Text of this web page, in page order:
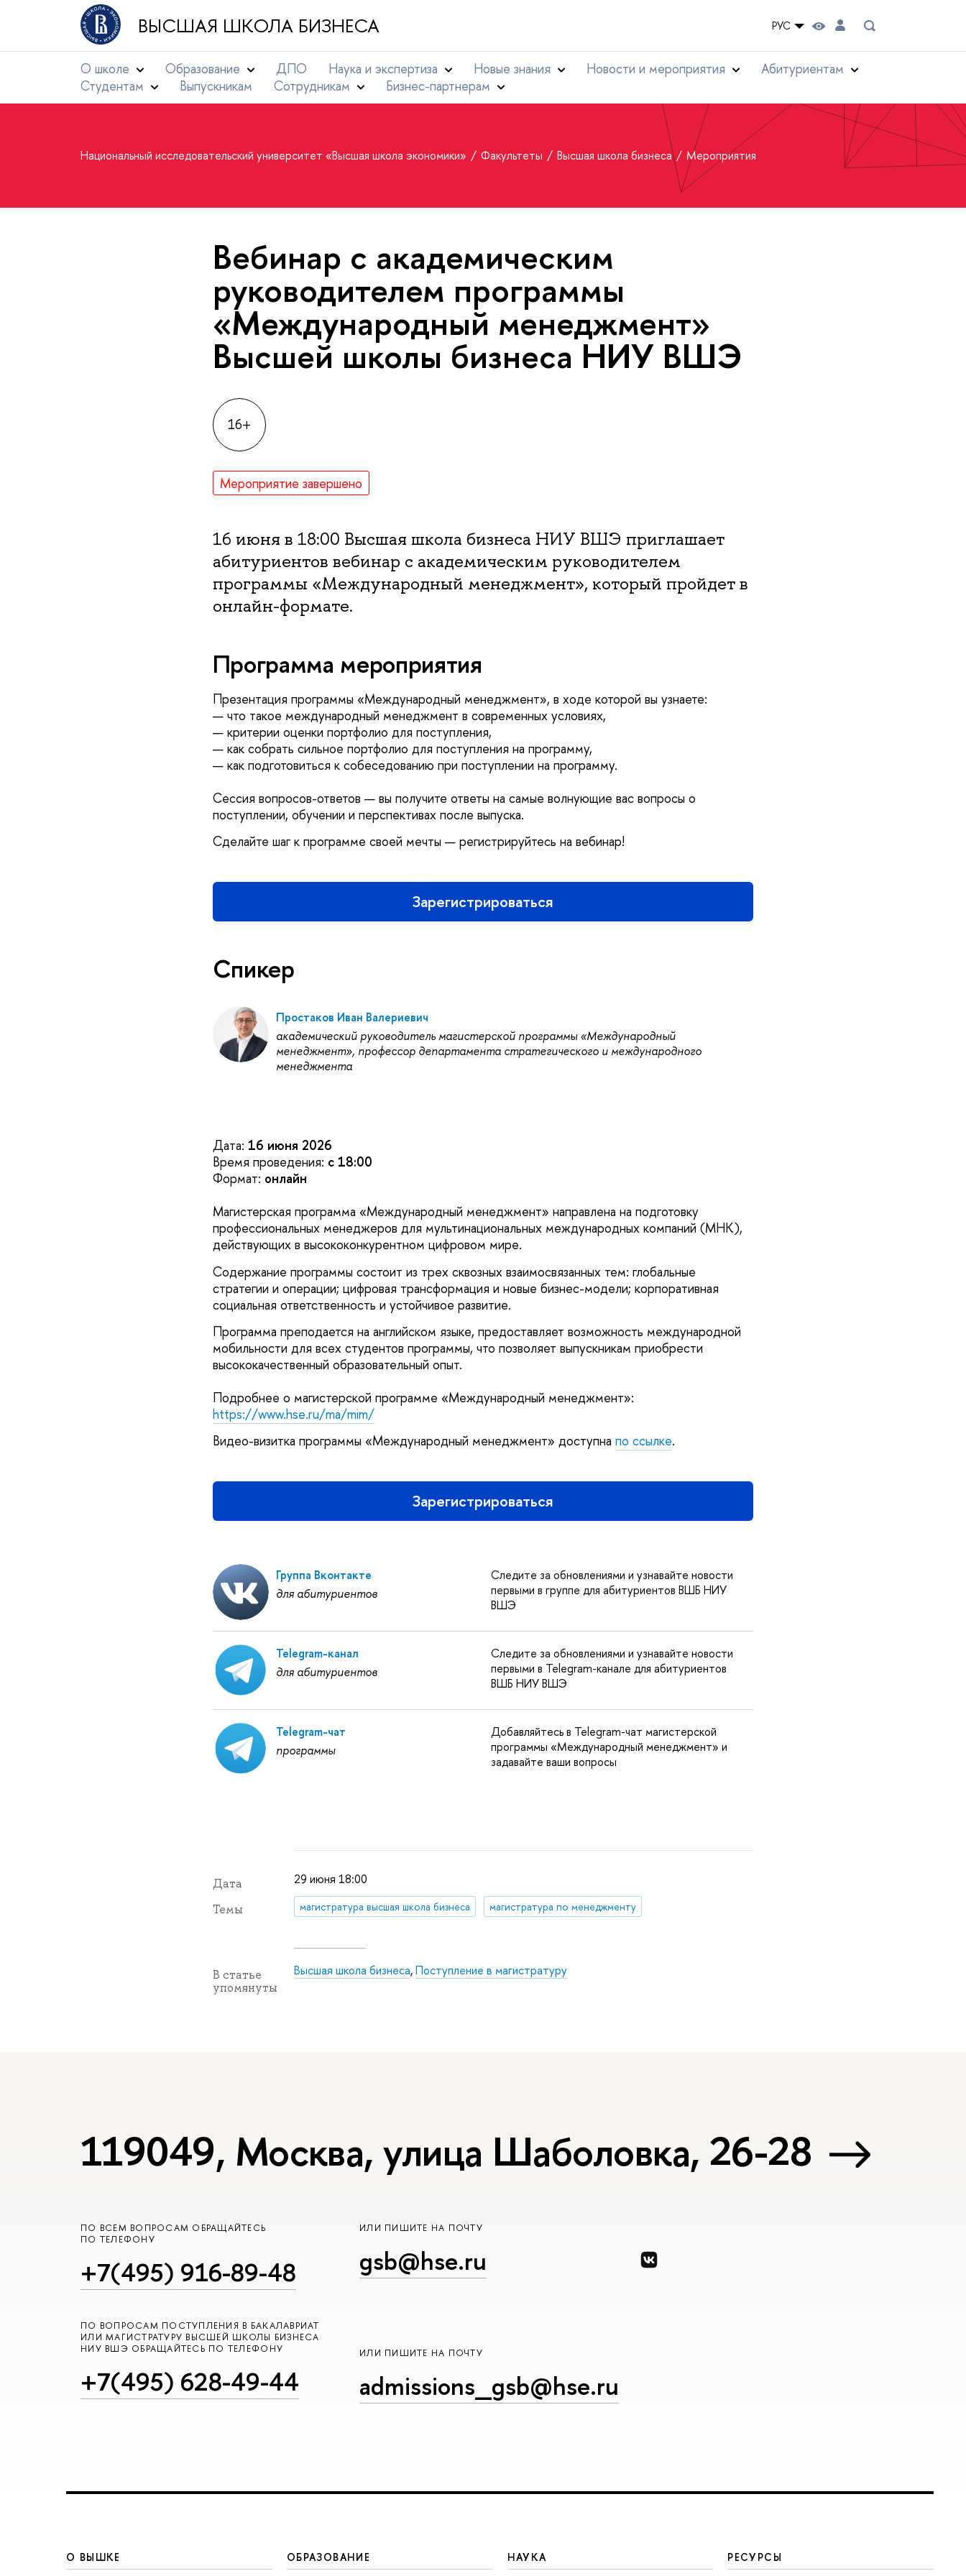
ВЫСШАЯ ШКОЛА БИЗНЕСА РУС
О школе Образование ДПО Наука и экспертиза Новые знания Новости и мероприятия
Абитуриентам
Студентам
Выпускникам Сотрудникам Бизнес-партнерам
Национальный исследовательский университет «Высшая школа экономики» Факультеты Высшая школа бизнеса Мероприятия
Вебинар с академическим
руководителем программы
«Международный менеджмент»
Высшей школы бизнеса НИУ ВШЭ
16+
Мероприятие завершено
16 июня в 18:00 Высшая школа бизнеса НИУ ВШЭ приглашает
абитуриентов вебинар с академическим руководителем
программы «Международный менеджмент», который пройдет в
онлайн-формате.
Программа мероприятия
Презентация программы «Международный менеджмент», в ходе которой вы узнаете:
— что такое международный менеджмент в современных условиях,
— критерии оценки портфолио для поступления,
— как собрать сильное портфолио для поступления на программу,
— как подготовиться к собеседованию при поступлении на программу.
Сессия вопросов-ответов — вы получите ответы на самые волнующие вас вопросы о
поступлении, обучении и перспективах после выпуска.
Сделайте шаг к программе своей мечты — регистрируйтесь на вебинар!
Зарегистрироваться
Спикер
Простаков Иван Валериевич
академический руководитель магистерской программы «Международный
менеджмент», профессор департамента стратегического и международного
менеджмента
Дата: 16 июня 2026
Время проведения: с 18:00
Формат: онлайн
Магистерская программа «Международный менеджмент» направлена на подготовку
профессиональных менеджеров для мультинациональных международных компаний (МНК),
действующих в высококонкурентном цифровом мире.
Содержание программы состоит из трех сквозных взаимосвязанных тем: глобальные
стратегии и операции; цифровая трансформация и новые бизнес-модели; корпоративная
социальная ответственность и устойчивое развитие.
Программа преподается на английском языке, предоставляет возможность международной
мобильности для всех студентов программы, что позволяет выпускникам приобрести
высококачественный образовательный опыт.
Подробнее о магистерской программе «Международный менеджмент»:
https://www.hse.ru/ma/mim/
Видео-визитка программы «Международный менеджмент» доступна по ссылке.
Зарегистрироваться
Группа Вконтакте
для абитуриентов
Следите за обновлениями и узнавайте новости
первыми в группе для абитуриентов ВШБ НИУ
ВШЭ
Telegram-канал
для абитуриентов
Следите за обновлениями и узнавайте новости
первыми в Telegram-канале для абитуриентов
ВШБ НИУ ВШЭ
Telegram-чат
программы
Добавляйтесь в Telegram-чат магистерской
программы «Международный менеджмент» и
задавайте ваши вопросы
Дата 29 июня 18:00
Темы магистратура высшая школа бизнеса магистратура по менеджменту
В статье
упомянуты
Высшая школа бизнеса,Поступление в магистратуру
119049, Москва, улица Шаболовка, 26-28
ПО ВСЕМ ВОПРОСАМ ОБРАЩАЙТЕСЬ
ПО ТЕЛЕФОНУ
+7(495) 916-89-48
ИЛИ ПИШИТЕ НА ПОЧТУ
gsb@hse.ru
ПО ВОПРОСАМ ПОСТУПЛЕНИЯ В БАКАЛАВРИАТ
ИЛИ МАГИСТРАТУРУ ВЫСШЕЙ ШКОЛЫ БИЗНЕСА
НИУ ВШЭ ОБРАЩАЙТЕСЬ ПО ТЕЛЕФОНУ
+7(495) 628-49-44
ИЛИ ПИШИТЕ НА ПОЧТУ
admissions_gsb@hse.ru
О ВЫШКЕ
ОБРАЗОВАНИЕ
НАУКА
РЕСУРСЫ